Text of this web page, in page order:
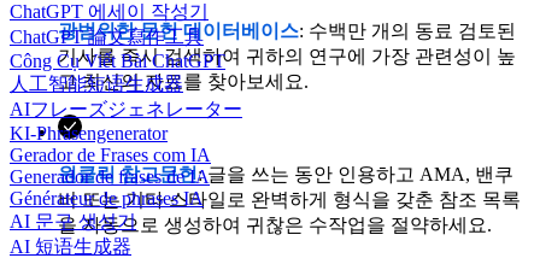
ChatGPT 에세이 작성기
ChatGPT 論文寫作工具
Công Cụ Viết Bài ChatGPT
人工智能短语生成器
AIフレーズジェネレーター
KI-Phrasengenerator
Gerador de Frases com IA
Generador de frases de IA
Générateur de phrases IA
AI 문구 생성기
AI 短语生成器
광범위한 문헌 데이터베이스: 수백만 개의 동료 검토된
기사를 즉시 검색하여 귀하의 연구에 가장 관련성이 높
고 최신의 자료를 찾아보세요.
원클릭 참고문헌: 글을 쓰는 동안 인용하고 AMA, 밴쿠
버 또는 기타 스타일로 완벽하게 형식을 갖춘 참조 목록
을 자동으로 생성하여 귀찮은 수작업을 절약하세요.